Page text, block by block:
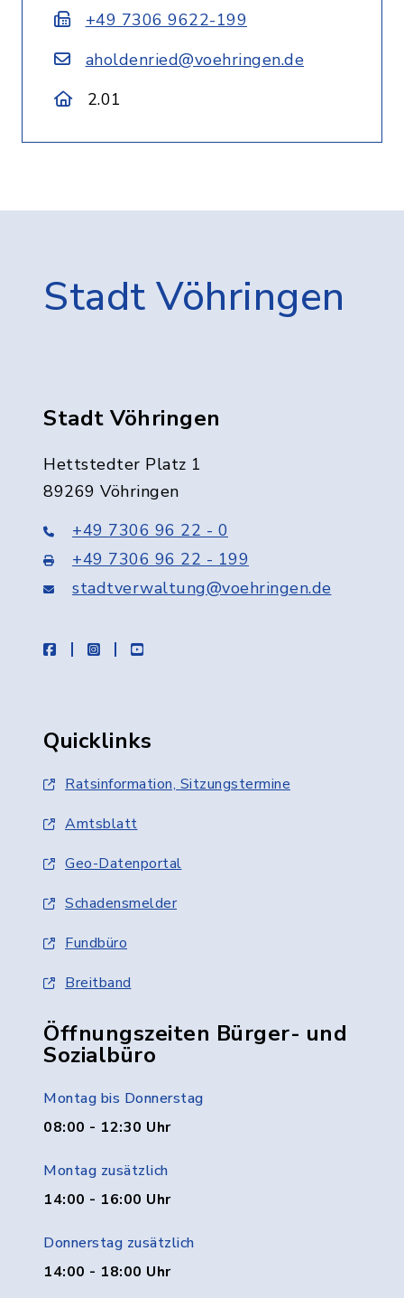
+49 7306 9622-199
aholdenried@voehringen.de
2.01
Stadt Vöhringen
Stadt Vöhringen
Hettstedter Platz 1
89269 Vöhringen
+49 7306 96 22 - 0
+49 7306 96 22 - 199
stadtverwaltung@voehringen.de
facebookinstagramyoutube
Quicklinks
Ratsinformation, Sitzungstermine
Amtsblatt
Geo-Datenportal
Schadensmelder
Fundbüro
Breitband
Öffnungszeiten Bürger- und
Sozialbüro
Montag bis Donnerstag
08:00 - 12:30 Uhr
Montag zusätzlich
14:00 - 16:00 Uhr
Donnerstag zusätzlich
14:00 - 18:00 Uhr